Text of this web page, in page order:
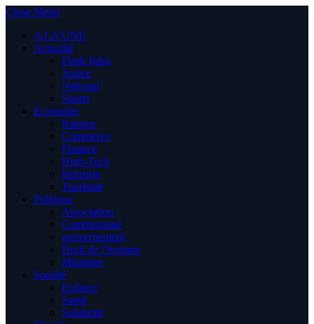
Close Menu
A LA UNE
Actualité
Flash Infos
Justice
National
Sports
Economie
Banque
Commerce
Finance
High-Tech
Industrie
Tourisme
Politique
Association
Communiqué
gouvernement
Droit de l’homme
Ministère
Société
Enfance
Santé
Solidarité